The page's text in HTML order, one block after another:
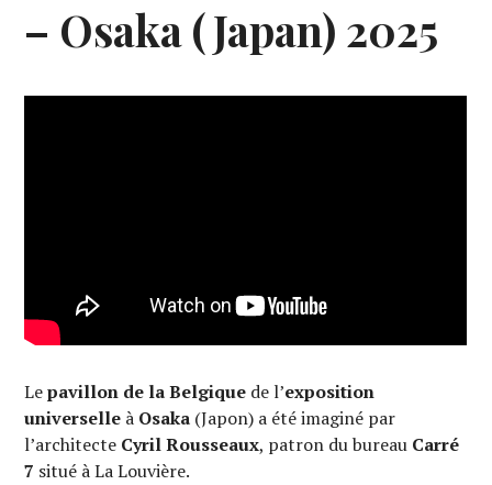
– Osaka (Japan) 2025
Lepavillon de la Belgique de l’exposition
universelle à Osaka (Japon) a été imaginé par
l’architecte Cyril Rousseaux, patron du bureau Carré
7 situé à La Louvière.